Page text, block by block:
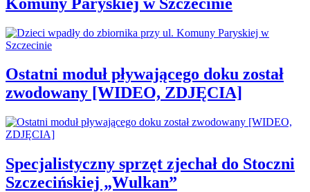
Ostatni moduł pływającego doku został
zwodowany [WIDEO, ZDJĘCIA]
Specjalistyczny sprzęt zjechał do Stoczni
Szczecińskiej „Wulkan”